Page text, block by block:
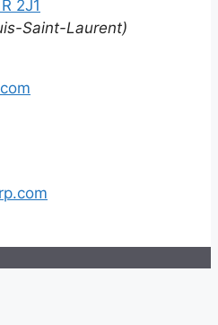
2J1
Saint-Laurent)